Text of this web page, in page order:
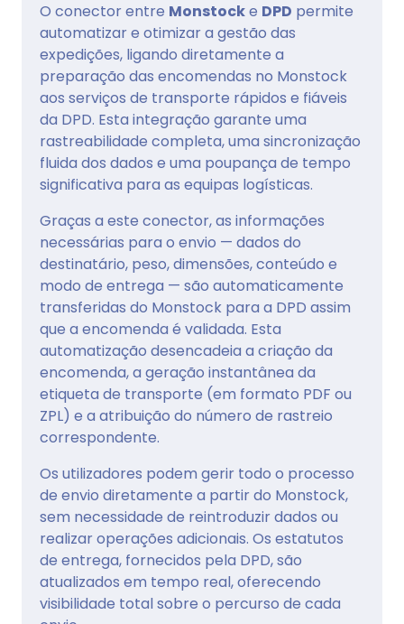
O conector entre Monstocke DPD permite
automatizar e otimizar a gestão das
expedições, ligando diretamente a
preparação das encomendas no Monstock
aos serviços de transporte rápidos e fiáveis
da DPD. Esta integração garante uma
rastreabilidade completa, uma sincronização
fluida dos dados e uma poupança de tempo
significativa para as equipas logísticas.
Graças a este conector, as informações
necessárias para o envio — dados do
destinatário, peso, dimensões, conteúdo e
modo de entrega — são automaticamente
transferidas do Monstock para a DPD assim
que a encomenda é validada. Esta
automatização desencadeia a criação da
encomenda, a geração instantânea da
etiqueta de transporte (em formato PDF ou
ZPL) e a atribuição do número de rastreio
correspondente.
Os utilizadores podem gerir todo o processo
de envio diretamente a partir do Monstock,
sem necessidade de reintroduzir dados ou
realizar operações adicionais. Os estatutos
de entrega, fornecidos pela DPD, são
atualizados em tempo real, oferecendo
visibilidade total sobre o percurso de cada